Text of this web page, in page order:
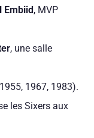
Embiid , MVP
, une salle
1967, 1983).
les Sixers aux